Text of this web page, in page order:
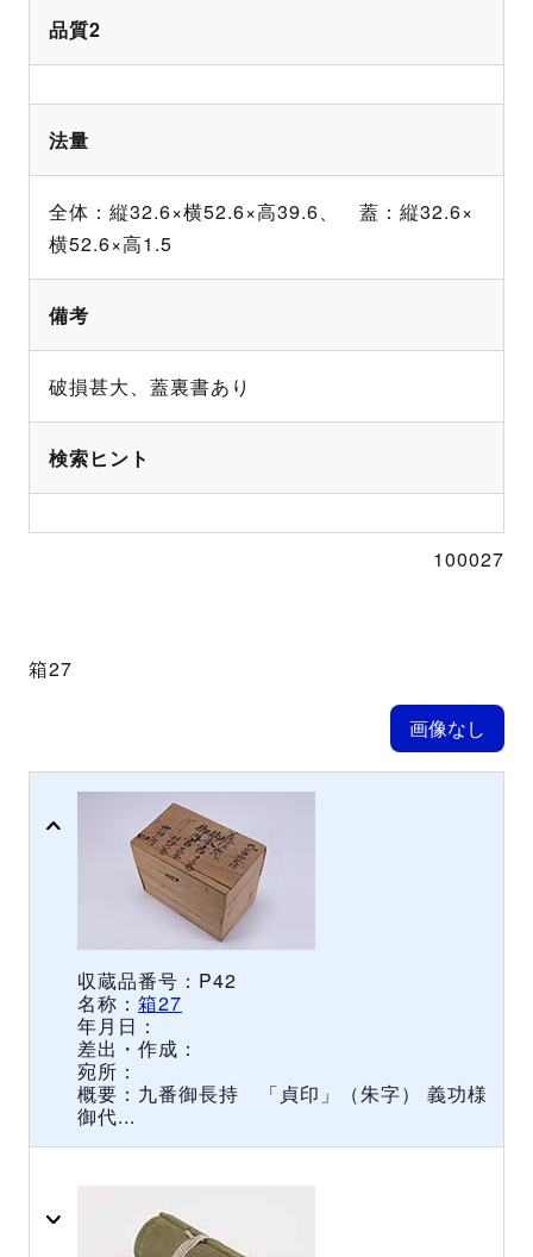
品質2
法量
全体：縦32.6×横52.6×高39.6、 蓋：縦32.6×
横52.6×高1.5
備考
破損甚大、蓋裏書あり
検索ヒント
100027
箱27
P42
箱27
九番御長持 「貞印」（朱字） 義功様
御代...